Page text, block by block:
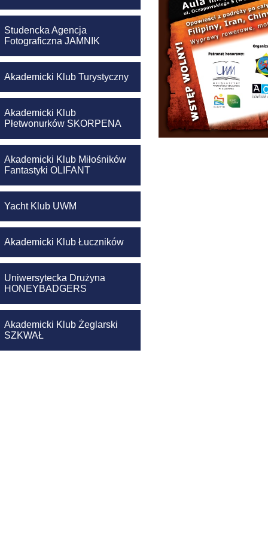
Studencka Agencja
Fotograficzna JAMNIK
Akademicki Klub Turystyczny
Akademicki Klub
Płetwonurków SKORPENA
Akademicki Klub Miłośników
Fantastyki OLIFANT
Yacht Klub UWM
Akademicki Klub Łuczników
Uniwersytecka Drużyna
HONEYBADGERS
Akademicki Klub Żeglarski
SZKWAŁ